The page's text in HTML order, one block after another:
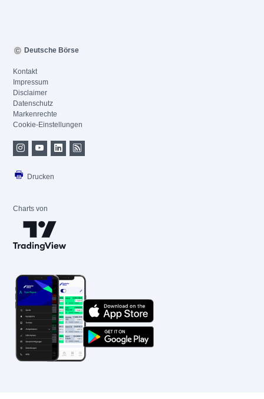
Deutsche Börse
Kontakt
Impressum
Disclaimer
Datenschutz
Markenrechte
Cookie-Einstellungen
Drucken
Charts von